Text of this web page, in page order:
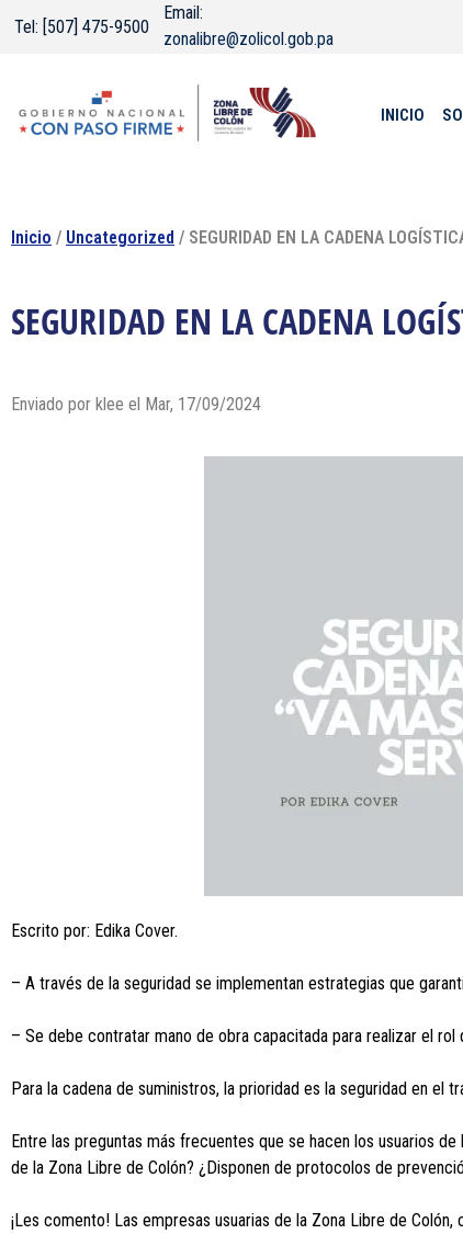
Tel: [507] 475-9500
Email:
zonalibre@zolicol.gob.pa
INICIO
Inicio / Uncategorized / SEGURIDAD EN LA CADENA
SEGURIDAD EN LA CADENA
Enviado por klee el Mar, 17/09/2024
Escrito por: Edika Cover.
– A través de la seguridad se implementan estrategias que
– Se debe contratar mano de obra capacitada para realizar el rol
Para la cadena de suministros, la prioridad es la seguridad en
Entre las preguntas más frecuentes que se hacen los usuarios
de la Zona Libre de Colón? ¿Disponen de protocolos de
¡Les comento! Las empresas usuarias de la Zona Libre de